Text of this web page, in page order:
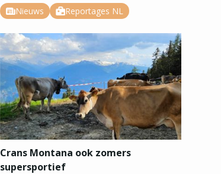
Nieuws Reportages NL
Crans Montana ook zomers
supersportief